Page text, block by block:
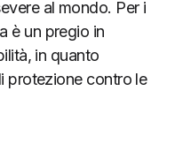
al mondo. Per i
è un pregio in
in quanto
protezione contro le